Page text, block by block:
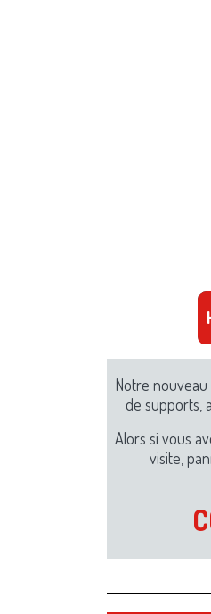
Notre nouveau
de supports,
Alors si vous
visite,